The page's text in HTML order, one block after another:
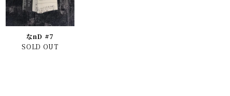
なnD #7
SOLD OUT